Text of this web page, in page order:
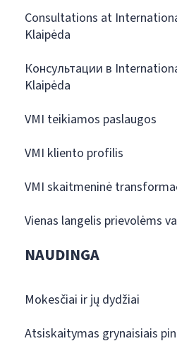
Consultations at
Klaipėda
Консультации в
Klaipėda
VMI teikiamos paslaugos
VMI kliento profilis
VMI skaitmeninė
Vienas langelis prievolėms
NAUDINGA
Mokesčiai ir jų dydžiai
Atsiskaitymas grynaisiais